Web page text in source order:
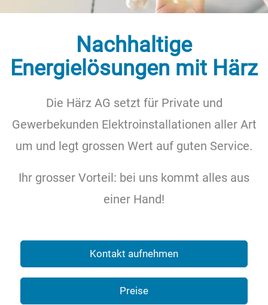
Referenzen
Über uns
Kontakt
Nachhaltige
Energielösungen mit Härz
Die Härz AG setzt für Private und
Gewerbekunden Elektroinstallationen aller Art
um und legt grossen Wert auf guten Service.
Ihr grosser Vorteil: bei uns kommt alles aus
einer Hand!
Kontakt aufnehmen
Preise